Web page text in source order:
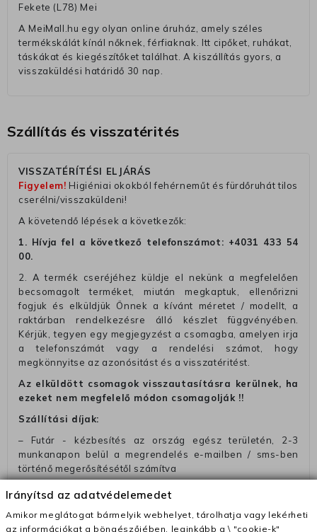
Fekete (L78) Mei
A MeiMall.hu egy olyan online áruház, amely széles
termékskálát kínál nőknek, férfiaknak. Itt cipőket, ruhákat,
táskákat és kiegészítőket találhat. A kiszállítás gyors, a
visszaküldési határidő 30 nap.
Szállítás és visszatérités
VISSZATÉRÍTÉSI ELJÁRÁS
Figyelem! Higiéniai okokból fehérneműt és fürdőruhát tilos
cserélni/visszaküldeni!
A követendő lépések a következők:
1. Hívja fel a következő telefonszámot: +4031 433 54
00.
2. A termék cseréjéhez küldje el nekünk a megfelelően
becsomagolt terméket, miután megkaptuk, ellenőrizni
fogjuk és elküldjük Önnek a kívánt méretet / modellt, a
raktárban rendelkezésre álló készlet függvényében.
Kérjük, tegyen egy megjegyzést a csomagba, amelyen irja
a telefonszámát vagy a rendelési számot, hogy
megkönnyitse az azonósitást és a visszatéritést.
Az elküldött csomagok visszautasításra kerülnek, ha
ezeket nem megfelelő módon csomagolják !!
Szállítási díjak:
– Futár - kézbesítés az ország egész területén, 2-3
munkanapon belül a megrendelés e-mailben / sms-ben
történő megerősítésétől számítva
– Szállítás 1700 Ft (+400 Ft utánvéttel)
– Ingyenes szállítás 31600 Ft feletti megrendeléseknél
(+400 Ft utánvétte)
Irányítsd az adatvédelemedet
Amikor meglátogat bármelyik webhelyet, tárolhatja vagy lekérheti
az információkat a böngészőjében, leginkább a \ "cookie-k"